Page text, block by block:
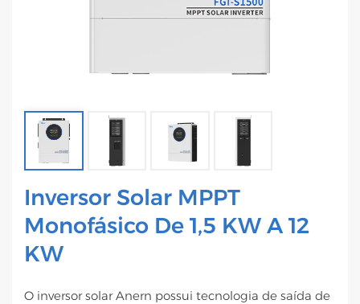
Inversor Solar MPPT
Monofásico De 1,5 KW A 12
KW
O inversor solar Anern possui tecnologia de saída de